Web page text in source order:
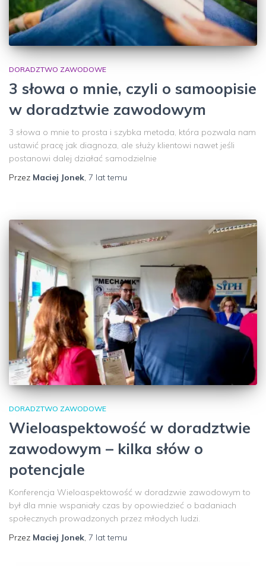
DORADZTWO ZAWODOWE
3 słowa o mnie, czyli o samoopisie
w doradztwie zawodowym
3 słowa o mnie to prosta i szybka metoda, która pozwala nam
ustawić pracę jak diagnoza, ale służy klientowi nawet jeśli
postanowi dalej działać samodzielnie
Przez Maciej Jonek, 7 lattemu
DORADZTWO ZAWODOWE
Wieloaspektowość w doradztwie
zawodowym – kilka słów o
potencjale
Konferencja Wieloaspektowość w doradzwie zawodowym to
był dla mnie wspaniały czas by opowiedzieć o badaniach
społecznych prowadzonych przez młodych ludzi.
Przez Maciej Jonek, 7 lattemu